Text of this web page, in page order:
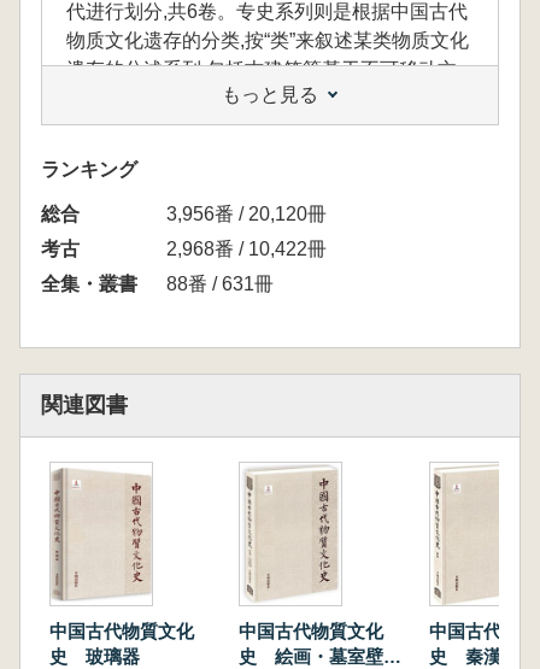
代进行划分,共6卷。专史系列则是根据中国古代
物质文化遗存的分类,按“类”来叙述某类物质文化
遗存的分述系列,包括古建筑等基于不可移动文
物进行研究的分卷,也包括玉器、铜器等基于各
类可移动文物进行研究的分卷。两个系列从纵横
两个维度,多层面地展示了中国古代物质文化史
的煌煌篇章。
もっと見る
ランキング
総合
3,956番 / 20,120冊
考古
2,968番 / 10,422冊
全集・叢書
88番 / 631冊
関連図書
中国古代物質文化
史 玻璃器
中国古代物質文化
史 絵画・墓室壁画
中国古代物
史 秦漢